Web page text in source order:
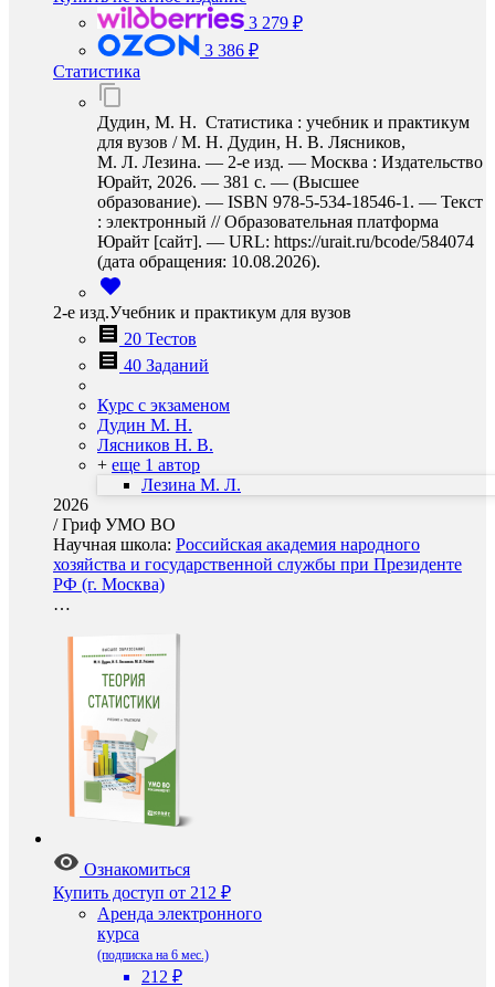
3 279 ₽
3 386 ₽
Статистика
Дудин, М. Н. Статистика : учебник и практикум
для вузов / М. Н. Дудин, Н. В. Лясников,
М. Л. Лезина. — 2-е изд. — Москва : Издательство
Юрайт, 2026. — 381 с. — (Высшее
образование). — ISBN 978-5-534-18546-1. — Текст
: электронный // Образовательная платформа
Юрайт [сайт]. — URL: https://urait.ru/bcode/584074
(дата обращения: 10.08.2026).
2-е изд.Учебник и практикум для вузов
20 Тестов
40 Заданий
Курс с экзаменом
Дудин М. Н.
Лясников Н. В.
+ еще 1 автор
Лезина М. Л.
2026
/Гриф УМО ВО
Научная школа: Российская академия народного
хозяйства и государственной службы при Президенте
РФ (г. Москва)
…
Ознакомиться
Купить доступ от 212 ₽
Аренда электронного
курса
(подписка на 6 мес.)
212 ₽